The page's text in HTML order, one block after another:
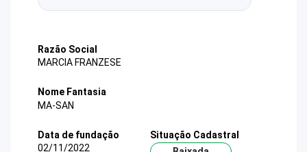
Razão Social
MARCIA FRANZESE
Nome Fantasia
MA-SAN
Data de fundação
02/11/2022
Situação Cadastral